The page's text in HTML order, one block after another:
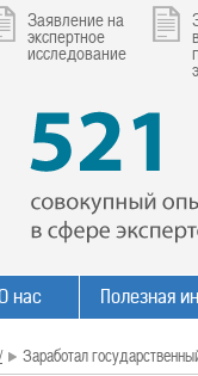
Заявление на
экспертное
исследование
О нас Полезная
Заработал